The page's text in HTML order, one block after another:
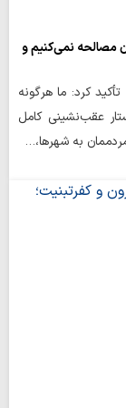
مصالحه نمی‌کنیم و
کرد: ما هرگونه
عقب‌نشینی کامل
به شهرها،…